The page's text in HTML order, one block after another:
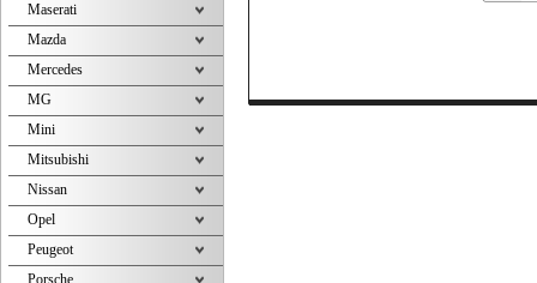
Maserati
Mazda
Mercedes
MG
Mini
Mitsubishi
Nissan
Opel
Peugeot
Porsche